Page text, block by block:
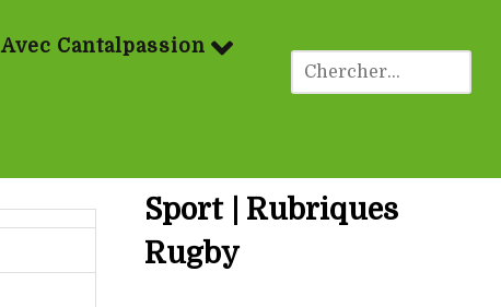
Avec Cantalpassion
Sport | Rubriques
Rugby